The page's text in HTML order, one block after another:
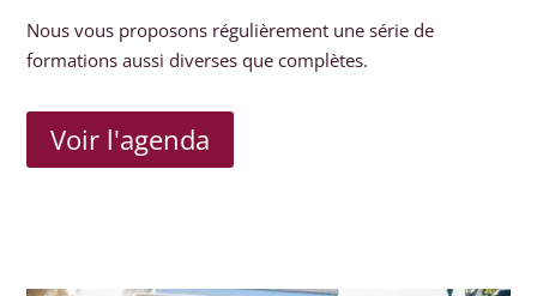
Nous vous proposons régulièrement une série de
formations aussi diverses que complètes.
Voir l'agenda